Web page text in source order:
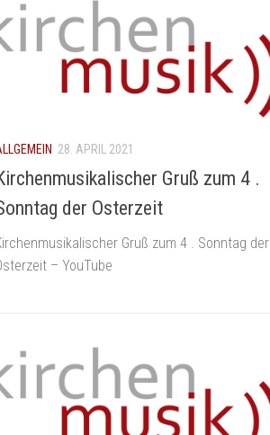
28. APRIL 2021
Gruß zum 4 .
der Osterzeit
Gruß zum 4 . Sonntag der
– YouTube